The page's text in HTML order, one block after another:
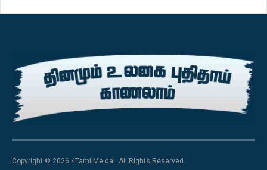
Copyright © 2026 4TamilMeida!. All Rights Reserved.